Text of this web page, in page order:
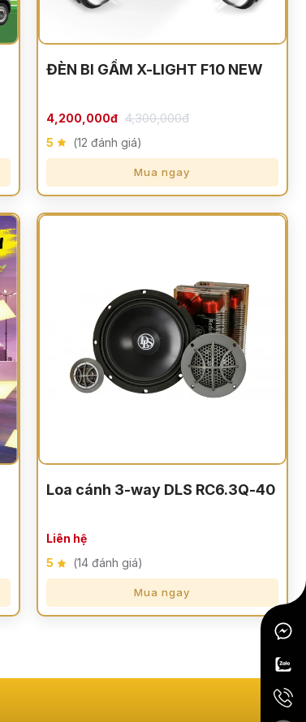
ĐÈN BI GẦM X-LIGHT F10 NEW
4,200,000đ 4,300,000đ
5 (12 đánh giá)
Mua ngay
Loa cánh 3-way DLS RC6.3Q-40
Liên hệ
5
(14 đánh giá)
Mua ngay